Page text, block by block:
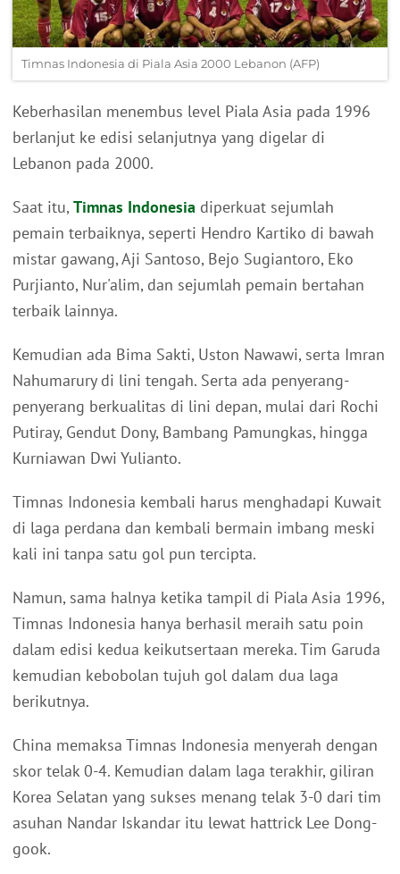
Timnas Indonesia di Piala Asia 2000 Lebanon (AFP)
Keberhasilan menembus level Piala Asia pada 1996
berlanjut ke edisi selanjutnya yang digelar di
Lebanon pada 2000.
Saat itu, Timnas Indonesia diperkuat sejumlah
pemain terbaiknya, seperti Hendro Kartiko di bawah
mistar gawang, Aji Santoso, Bejo Sugiantoro, Eko
Purjianto, Nur'alim, dan sejumlah pemain bertahan
terbaik lainnya.
Kemudian ada Bima Sakti, Uston Nawawi, serta Imran
Nahumarury di lini tengah. Serta ada penyerang-
penyerang berkualitas di lini depan, mulai dari Rochi
Putiray, Gendut Dony, Bambang Pamungkas, hingga
Kurniawan Dwi Yulianto.
Timnas Indonesia kembali harus menghadapi Kuwait
di laga perdana dan kembali bermain imbang meski
kali ini tanpa satu gol pun tercipta.
Namun, sama halnya ketika tampil di Piala Asia 1996,
Timnas Indonesia hanya berhasil meraih satu poin
dalam edisi kedua keikutsertaan mereka. Tim Garuda
kemudian kebobolan tujuh gol dalam dua laga
berikutnya.
China memaksa Timnas Indonesia menyerah dengan
skor telak 0-4. Kemudian dalam laga terakhir, giliran
Korea Selatan yang sukses menang telak 3-0 dari tim
asuhan Nandar Iskandar itu lewat hattrick Lee Dong-
gook.